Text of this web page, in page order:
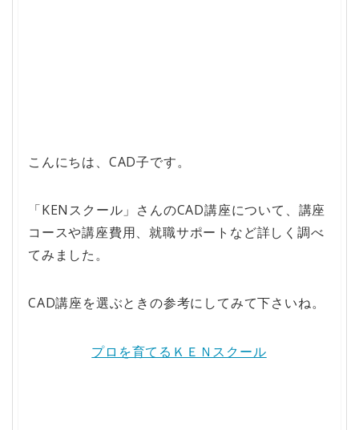
こんにちは、CAD子です。
「KENスクール」さんのCAD講座について、講座
コースや講座費用、就職サポートなど詳しく調べ
てみました。
CAD講座を選ぶときの参考にしてみて下さいね。
プロを育てるＫＥＮスクール